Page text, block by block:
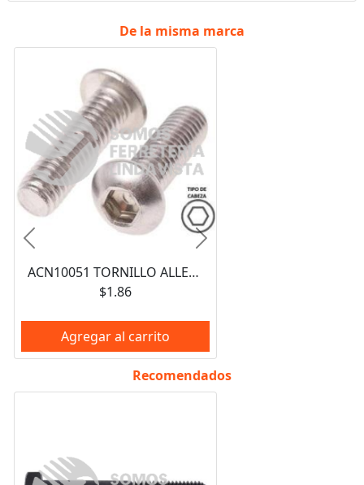
De la misma marca
ACN10051 TORNILLO ALLEN CILINDRICO UNC 10-24X2 TOLEDO
$1.86
Agregar al carrito
Anterior Siguiente
Recomendados